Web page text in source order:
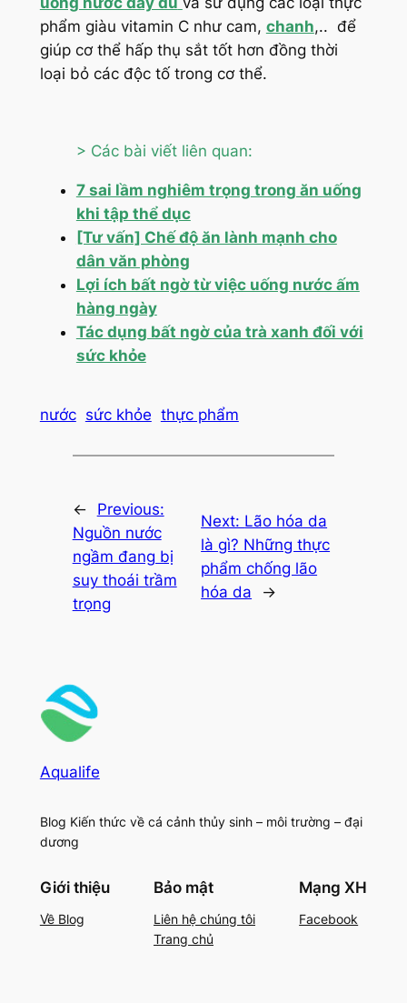
phẩm giàu vitamin C như cam, chanh,.. để
giúp cơ thể hấp thụ sắt tốt hơn đồng thời
loại bỏ các độc tố trong cơ thể.
> Các bài viết liên quan:
7 sai lầm nghiêm trọng trong ăn uống
khi tập thể dục
[Tư vấn] Chế độ ăn lành mạnh cho
dân văn phòng
Lợi ích bất ngờ từ việc uống nước ấm
hàng ngày
Tác dụng bất ngờ của trà xanh đối với
sức khỏe
nước sức khỏe thực phẩm
←
Previous:
Nguồn nước
ngầm đang bị
suy thoái trầm
trọng
Next: Lão hóa da
là gì? Những thực
phẩm chống lão
hóa da
→
Aqualife
Blog Kiến thức về cá cảnh thủy sinh – môi trường – đại
dương
Giới thiệu
Về Blog
Bảo mật
Liên hệ chúng tôi
Trang chủ
Mạng XH
Facebook